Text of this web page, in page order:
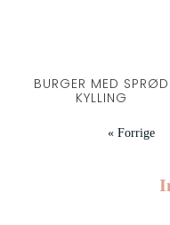
BURGER MED SPRØD
KYLLING
« Forrige